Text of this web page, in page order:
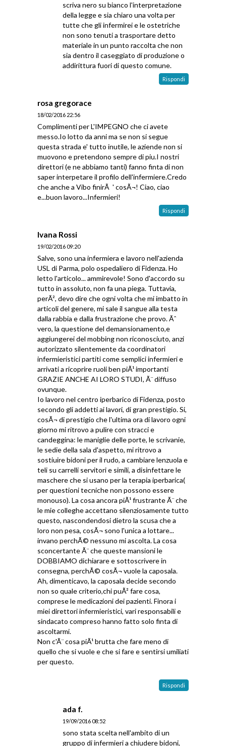
scriva nero su bianco l'interpretazione
della legge e sia chiaro una volta per
tutte che gli infermirei e le ostetriche
non sono tenuti a trasportare detto
materiale in un punto raccolta che non
sia dentro il caseggiato di produzione o
addirittura fuori di questo comune.
Rispondi
rosa gregorace
18/02/2016 22:56
Complimenti per L'IMPEGNO che ci avete
messo.Io lotto da anni ma se non si segue
questa strada e' tutto inutile, le aziende non si
muovono e pretendono sempre di piu.I nostri
direttori (e ne abbiamo tanti) fanno finta di non
saper interpetare il profilo dell'infermiere.Credo
che anche a Vibo finirÃ ' cosÃ¬! Ciao, ciao
e...buon lavoro...Infermieri!
Rispondi
Ivana Rossi
19/02/2016 09:20
Salve, sono una infermiera e lavoro nell'azienda
USL di Parma, polo ospedaliero di Fidenza. Ho
letto l'articolo... ammirevole! Sono d'accordo su
tutto in assoluto, non fa una piega. Tuttavia,
perÃ², devo dire che ogni volta che mi imbatto in
articoli del genere, mi sale il sangue alla testa
dalla rabbia e dalla frustrazione che provo. Ãˆ
vero, la questione del demansionamento,e
aggiungerei del mobbing non riconosciuto, anzi
autorizzato silentemente da coordinatori
infermieristici partiti come semplici infermieri e
arrivati a ricoprire ruoli ben piÃ¹ importanti
GRAZIE ANCHE AI LORO STUDI, Ã¨ diffuso
ovunque.
Io lavoro nel centro iperbarico di Fidenza, posto
secondo gli addetti ai lavori, di gran prestigio. Si,
cosÃ¬ di prestigio che l'ultima ora di lavoro ogni
giorno mi ritrovo a pulire con stracci e
candeggina: le maniglie delle porte, le scrivanie,
le sedie della sala d'aspetto, mi ritrovo a
sostiuire bidoni per il rudo, a cambiare lenzuola e
teli su carrelli servitori e simili, a disinfettare le
maschere che si usano per la terapia iperbarica(
per questioni tecniche non possono essere
monouso). La cosa ancora piÃ¹ frustrante Ã¨ che
le mie colleghe accettano silenziosamente tutto
questo, nascondendosi dietro la scusa che a
loro non pesa, cosÃ¬ sono l'unica a lottare...
invano perchÃ© nessuno mi ascolta. La cosa
sconcertante Ã¨ che queste mansioni le
DOBBIAMO dichiarare e sottoscrivere in
consegna, perchÃ© cosÃ¬ vuole la caposala.
Ah, dimenticavo, la caposala decide secondo
non so quale criterio,chi puÃ² fare cosa,
comprese le medicazioni dei pazienti. Finora i
miei direttori infermieristici, vari responsabili e
sindacato compreso hanno fatto solo finta di
ascoltarmi.
Non c'Ã¨ cosa piÃ¹ brutta che fare meno di
quello che si vuole e che si fare e sentirsi umiliati
per questo.
Rispondi
ada f.
19/09/2016 08:52
sono stata scelta nell'ambito di un
gruppo di infermieri a chiudere bidoni,